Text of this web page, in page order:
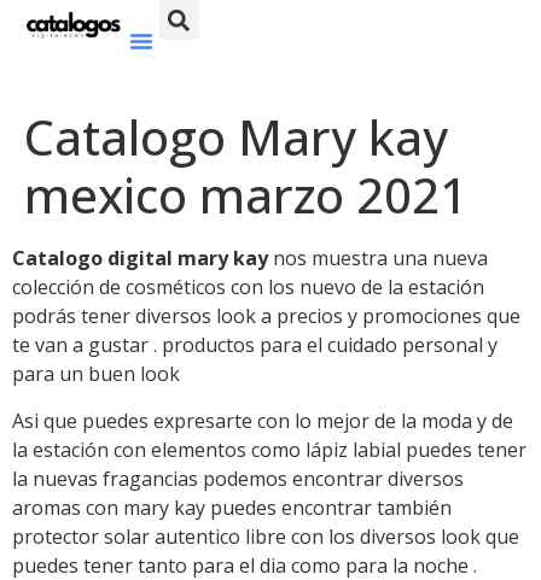
Catalogo Mary kay
mexico marzo 2021
Catalogo digital mary kaynos muestra una nueva
colección de cosméticos con los nuevo de la estación
podrás tener diversos look a precios y promociones que
te van a gustar . productos para el cuidado personal y
para un buen look
Asi que puedes expresarte con lo mejor de la moda y de
la estación con elementos como lápiz labial puedes tener
la nuevas fragancias podemos encontrar diversos
aromas con mary kay puedes encontrar también
protector solar autentico libre con los diversos look que
puedes tener tanto para el dia como para la noche .